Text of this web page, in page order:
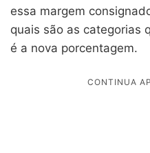
essa margem
quais são as categorias
é a nova porcentagem.